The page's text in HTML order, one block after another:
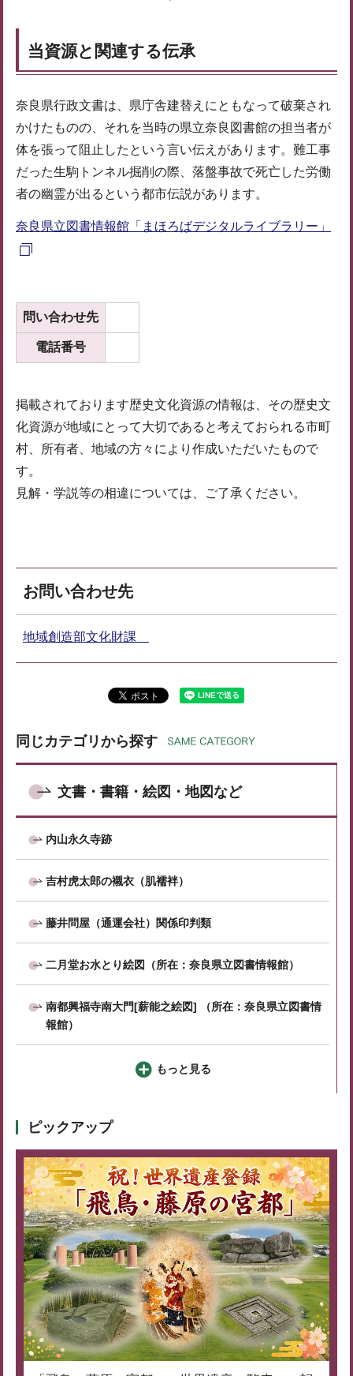
当資源と関連する伝承
奈良県行政文書は、県庁舎建替えにともなって破棄され
かけたものの、それを当時の県立奈良図書館の担当者が
体を張って阻止したという言い伝えがあります。難工事
だった生駒トンネル掘削の際、落盤事故で死亡した労働
者の幽霊が出るという都市伝説があります。
奈良県立図書情報館「まほろばデジタルライブラリー」
問い合わせ先
電話番号
掲載されております歴史文化資源の情報は、その歴史文
化資源が地域にとって大切であると考えておられる市町
村、所有者、地域の方々により作成いただいたもので
す。
見解・学説等の相違については、ご了承ください。
お問い合わせ先
地域創造部文化財課
同じカテゴリから探す
文書・書籍・絵図・地図など
内山永久寺跡
吉村虎太郎の襯衣（肌襦袢）
藤井問屋（通運会社）関係印判類
二月堂お水とり絵図（所在：奈良県立図書情報館）
南都興福寺南大門[薪能之絵図] （所在：奈良県立図書情
報館）
もっと見る
ピックアップ